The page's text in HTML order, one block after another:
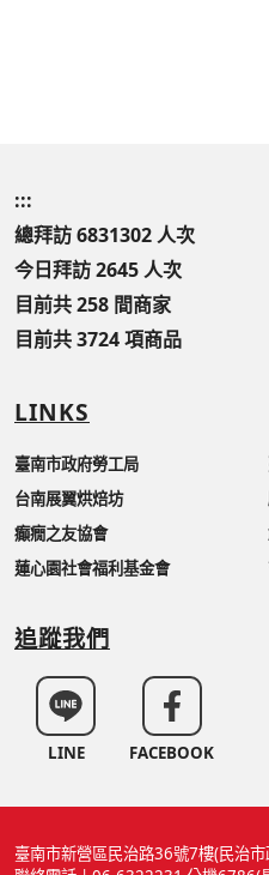
:::
總拜訪 6831302 人次
今日拜訪 2645 人次
目前共 258 間商家
目前共 3724 項商品
LINKS
臺南市政府勞工局
台南展翼烘焙坊
癲癇之友協會
蓮心園社會福利基金會
追蹤我們
LINE FACEBOOK
臺南市新營區民治路36號7樓(民治